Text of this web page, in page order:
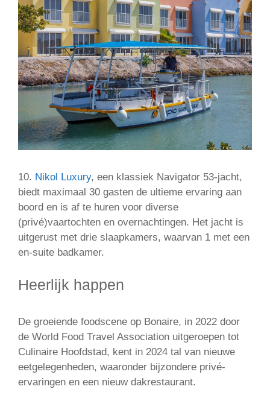
10. Nikol Luxury, een klassiek Navigator 53-jacht,
biedt maximaal 30 gasten de ultieme ervaring aan
boord en is af te huren voor diverse
(privé)vaartochten en overnachtingen. Het jacht is
uitgerust met drie slaapkamers, waarvan 1 met een
en-suite badkamer.
Heerlijk happen
De groeiende foodscene op Bonaire, in 2022 door
de World Food Travel Association uitgeroepen tot
Culinaire Hoofdstad, kent in 2024 tal van nieuwe
eetgelegenheden, waaronder bijzondere privé-
ervaringen en een nieuw dakrestaurant.